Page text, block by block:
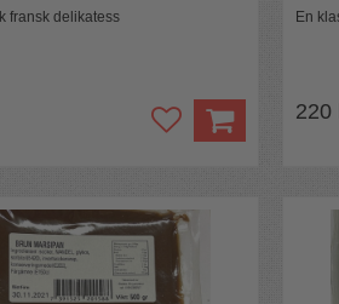
fransk delikatess En
220